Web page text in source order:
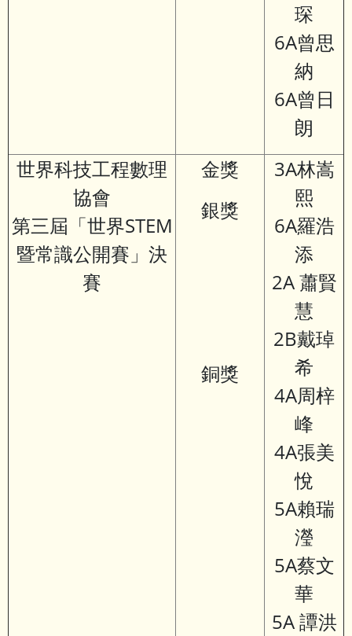
琛
6A曾思
納
6A曾日
朗
世界科技工程數理
協會
第三屆「世界STEM
暨常識公開賽」決
賽
金獎
銀獎
銅獎
3A林嵩
熙
6A羅浩
添
2A 蕭賢
慧
2B戴琸
希
4A周梓
峰
4A張美
悅
5A賴瑞
瀅
5A蔡文
華
5A 譚洪